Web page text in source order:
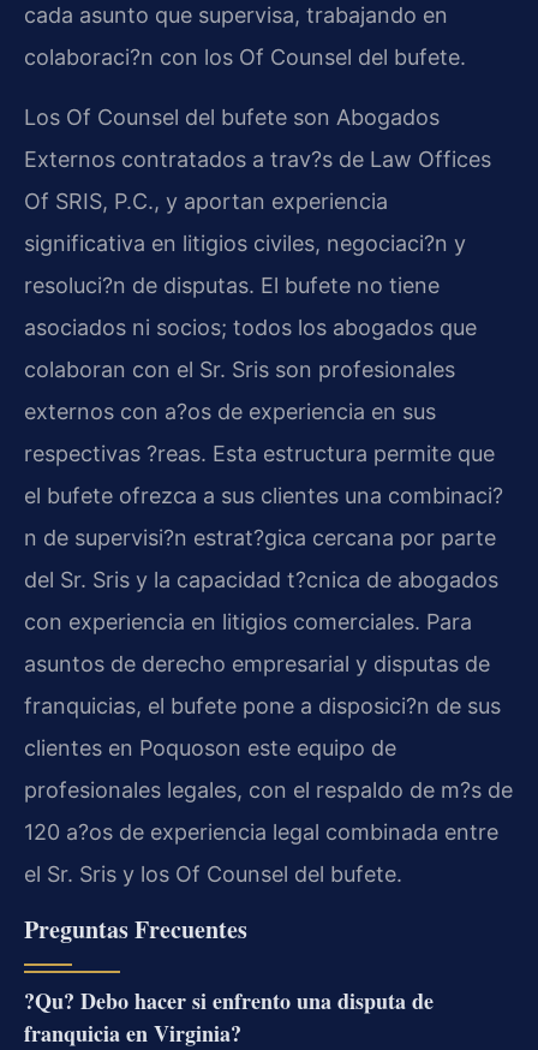
cada asunto que supervisa, trabajando en
colaboraci?n con los Of Counsel del bufete.
Los Of Counsel del bufete son Abogados
Externos contratados a trav?s de Law Offices
Of SRIS, P.C., y aportan experiencia
significativa en litigios civiles, negociaci?n y
resoluci?n de disputas. El bufete no tiene
asociados ni socios; todos los abogados que
colaboran con el Sr. Sris son profesionales
externos con a?os de experiencia en sus
respectivas ?reas. Esta estructura permite que
el bufete ofrezca a sus clientes una combinaci?
n de supervisi?n estrat?gica cercana por parte
del Sr. Sris y la capacidad t?cnica de abogados
con experiencia en litigios comerciales. Para
asuntos de derecho empresarial y disputas de
franquicias, el bufete pone a disposici?n de sus
clientes en Poquoson este equipo de
profesionales legales, con el respaldo de m?s de
120 a?os de experiencia legal combinada entre
el Sr. Sris y los Of Counsel del bufete.
Preguntas Frecuentes
?Qu? Debo hacer si enfrento una disputa de
franquicia en Virginia?